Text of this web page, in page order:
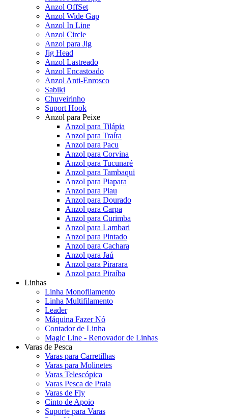
Anzol OffSet
Anzol Wide Gap
Anzol In Line
Anzol Circle
Anzol para Jig
Jig Head
Anzol Lastreado
Anzol Encastoado
Anzol Anti-Enrosco
Sabiki
Chuveirinho
Suport Hook
Anzol para Peixe
Anzol para Tilápia
Anzol para Traíra
Anzol para Pacu
Anzol para Corvina
Anzol para Tucunaré
Anzol para Tambaqui
Anzol para Piapara
Anzol para Piau
Anzol para Dourado
Anzol para Carpa
Anzol para Curimba
Anzol para Lambari
Anzol para Pintado
Anzol para Cachara
Anzol para Jaú
Anzol para Pirarara
Anzol para Piraíba
Linhas
Linha Monofilamento
Linha Multifilamento
Leader
Máquina Fazer Nó
Contador de Linha
Magic Line - Renovador de Linhas
Varas de Pesca
Varas para Carretilhas
Varas para Molinetes
Varas Telescópica
Varas Pesca de Praia
Varas de Fly
Cinto de Apoio
Suporte para Varas